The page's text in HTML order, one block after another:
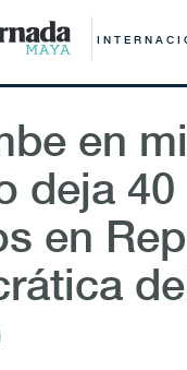
en
deja 40
en